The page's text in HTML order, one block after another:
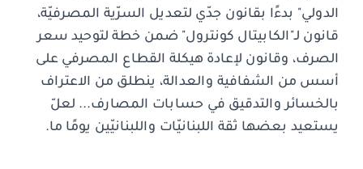
الدولي" بدءًا بقانون جدّي لتعديل السرّية المصرفيّة،
قانون لـ"الكابيتال كونترول" ضمن خطة لتوحيد سعر
الصرف، وقانون لإعادة هيكلة القطاع المصرفي على
أسس من الشفافية والعدالة، ينطلق من الاعتراف
بالخسائر والتدقيق في حسابات المصارف... لعلّ
يستعيد بعضها ثقة اللبنانيّات واللبنانيّين يومًا ما.